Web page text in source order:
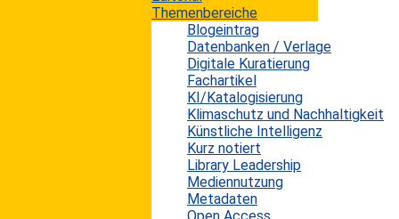
Themenbereiche
Blogeintrag
Datenbanken / Verlage
Digitale Kuratierung
Fachartikel
KI/Katalogisierung
Klimaschutz und Nachhaltigkeit
Künstliche Intelligenz
Kurz notiert
Library Leadership
Mediennutzung
Metadaten
Aufmerksamkeit von Kindern im
Zusammenhang mit Mediennutzung
21. Dezember 2025
In einer aktuellen Studie der Medizinischen Fakultät
der Universität Leipzig, erschienen in der Zeitschrift
„BMC Pediatrics“, zeigen Tanja Poulain, Ricarda
Schmidt, Wieland Kiess, Sarah Krause, Simone Golz und
Christof Meigen, dass sich die Mediennutzung von